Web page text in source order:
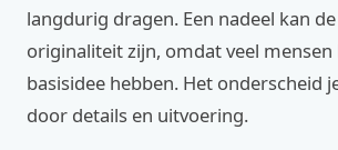
langdurig dragen. Een nadeel kan
originaliteit zijn, omdat veel
basisidee hebben. Het onderscheid
door details en uitvoering.